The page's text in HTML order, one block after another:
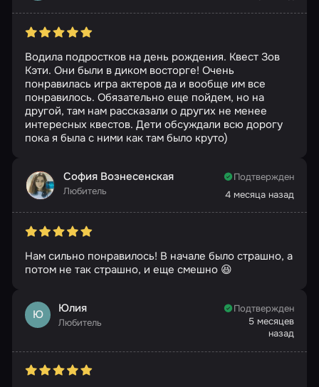
Водила подростков на день рождения. Квест Зов
Кэти. Они были в диком восторге! Очень
понравилась игра актеров да и вообще им все
понравилось. Обязательно еще пойдем, но на
другой, там нам рассказали о других не менее
интересных квестов. Дети обсуждали всю дорогу
пока я была с ними как там было круто)
София Вознесенская
Любитель
Подтвержден
4 месяца назад
Нам сильно понравилось! В начале было страшно, а
потом не так страшно, и еще смешно 😆
Ю Юлия
Любитель
Подтвержден
5 месяцев
назад